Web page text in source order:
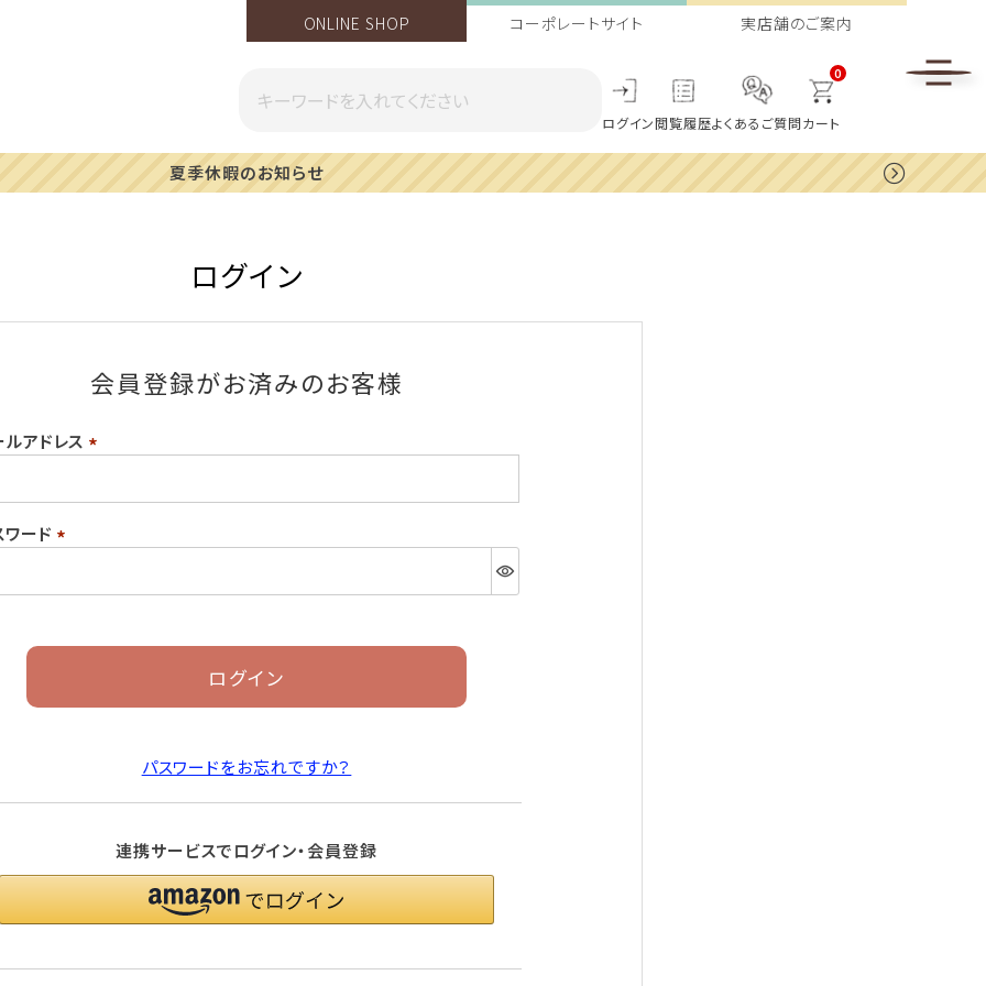
ONLINE SHOP コーポレートサイト 実店舗のご案内
ログイン閲覧履歴よくあるご質問
0
カート
夏季休暇のお知らせ
ログイン
会員登録がお済みのお客様
ルアドレス
須)
ワード
須)
ログイン
パスワードをお忘れですか？
連携サービスでログイン・会員登録